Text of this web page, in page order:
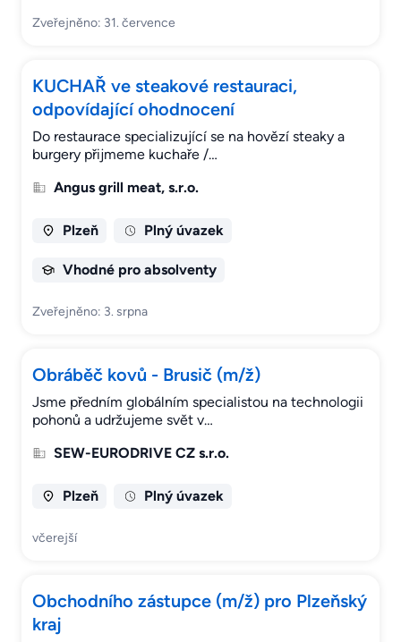
Zveřejněno: 31. července
KUCHAŘ ve steakové restauraci,
odpovídající ohodnocení
Do restaurace specializující se na hovězí steaky a
burgery přijmeme kuchaře /…
Angus grill meat, s.r.o.
Plzeň Plný úvazek
Vhodné pro absolventy
Zveřejněno: 3. srpna
Obráběč kovů - Brusič (m/ž)
Jsme předním globálním specialistou na technologii
pohonů a udržujeme svět v…
SEW-EURODRIVE CZ s.r.o.
Plzeň Plný úvazek
včerejší
Obchodního zástupce (m/ž) pro Plzeňský
kraj